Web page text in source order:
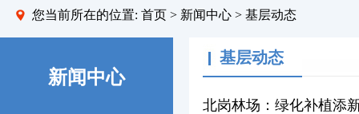
您当前所在的位置: 首页 > 新闻中心 > 基层动态
新闻中心
基层动态
北岗林场：绿化补植添